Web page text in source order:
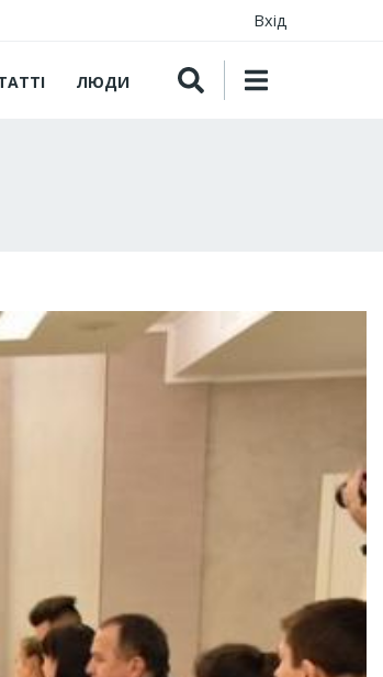
Вхід
ЛЮДИ